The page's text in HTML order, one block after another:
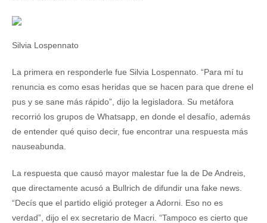
Silvia Lospennato
La primera en responderle fue Silvia Lospennato. “Para mí tu
renuncia es como esas heridas que se hacen para que drene el
pus y se sane más rápido”, dijo la legisladora. Su metáfora
recorrió los grupos de Whatsapp, en donde el desafío, además
de entender qué quiso decir, fue encontrar una respuesta más
nauseabunda.
La respuesta que causó mayor malestar fue la de De Andreis,
que directamente acusó a Bullrich de difundir una fake news.
“Decís que el partido eligió proteger a Adorni. Eso no es
verdad”, dijo el ex secretario de Macri. “Tampoco es cierto que